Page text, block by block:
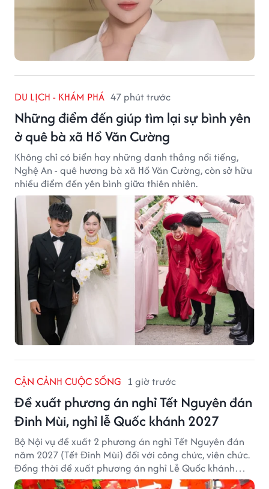
DU LỊCH - KHÁM PHÁ 47 phút trước
Những điểm đến giúp tìm lại sự bình yên
ở quê bà xã Hồ Văn Cường
Không chỉ có biển hay những danh thắng nổi tiếng,
Nghệ An - quê hương bà xã Hồ Văn Cường, còn sở hữu
nhiều điểm đến yên bình giữa thiên nhiên.
CẬN CẢNH CUỘC SỐNG 1 giờ trước
Đề xuất phương án nghỉ Tết Nguyên đán
Đinh Mùi, nghỉ lễ Quốc khánh 2027
Bộ Nội vụ đề xuất 2 phương án nghỉ Tết Nguyên đán
năm 2027 (Tết Đinh Mùi) đối với công chức, viên chức.
Đồng thời đề xuất phương án nghỉ Lễ Quốc khánh
năm 2027 với 4 ngày nghỉ liên tục.